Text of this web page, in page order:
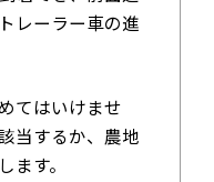
レーラー車の進
てはいけませ
当するか、農地
す。